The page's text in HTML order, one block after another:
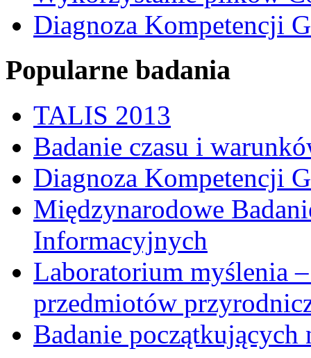
Diagnoza Kompetencji
Popularne badania
TALIS 2013
Badanie czasu i
Diagnoza Kompetencji
Międzynarodowe
Informacyjnych
Laboratorium myślenia
przedmiotów
Badanie początkujących